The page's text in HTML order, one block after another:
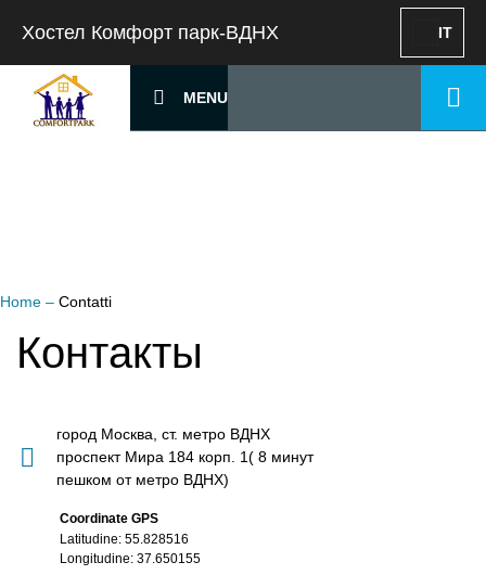
Хостел Комфорт парк-ВДНХ IT
MENU
Home – Contatti
Контакты
город Москва, ст. метро ВДНХ
проспект Мира 184 корп. 1( 8 минут
пешком от метро ВДНХ)
Coordinate GPS
Latitudine: 55.828516
Longitudine: 37.650155